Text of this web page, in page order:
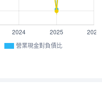
營業現金對負債比